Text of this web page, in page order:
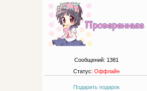
Сообщений: 1381
Статус: Оффлайн
Подарить подарок